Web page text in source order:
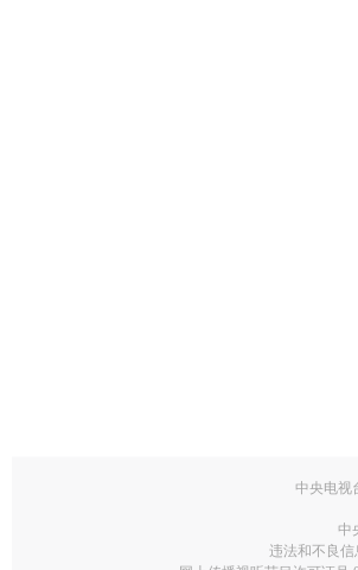
中央电视
中
违法和不良信